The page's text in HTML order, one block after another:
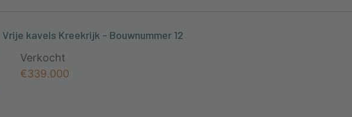
Vrije kavels Kreekrijk - Bouwnummer 12
Verkocht
€339.000